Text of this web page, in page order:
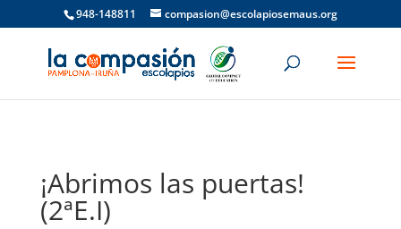
948-148811 compasion@escolapiosemaus.org
¡Abrimos las puertas!
(2ªE.I)